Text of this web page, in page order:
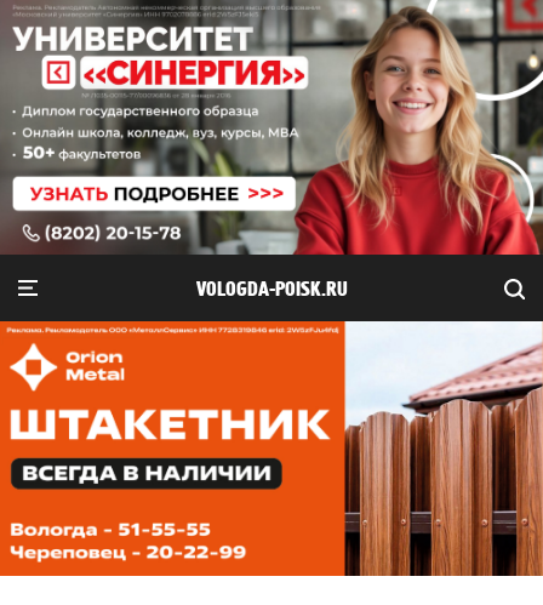
VOLOGDA-POISK.RU